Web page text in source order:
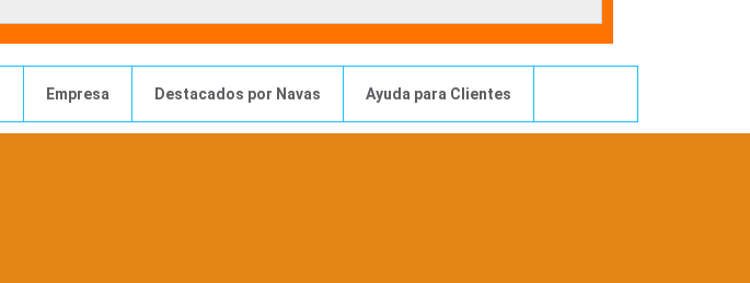
Empresa Destacados por Navas Ayuda para Clientes